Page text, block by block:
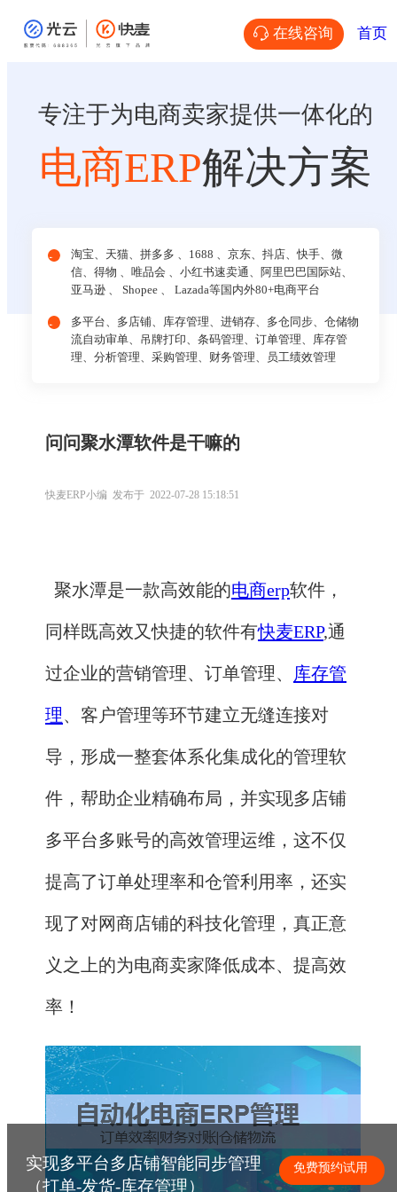
在线咨询 首页
专注于为电商卖家提供一体化的
电商ERP解决方案
问问聚水潭软件是干嘛的
快麦ERP小编 发布于 2022-07-28 15:18:51
实现多平台多店铺智能同步管理
（打单-发货-库存管理）
免费预约试用
淘宝、天猫、拼多多 、1688 、京东、抖店、快手、微
信、得物 、唯品会 、小红书速卖通、阿里巴巴国际站、
亚马逊 、 Shopee 、 Lazada等国内外80+电商平台
多平台、多店铺、库存管理、进销存、多仓同步、仓储物
流自动审单、吊牌打印、条码管理、订单管理、库存管
理、分析管理、采购管理、财务管理、员工绩效管理
聚水潭是一款高效能的电商erp软件，
同样既高效又快捷的软件有快麦ERP,通
过企业的营销管理、订单管理、 库存管
理、客户管理等环节建立无缝连接对
导，形成一整套体系化集成化的管理软
件，帮助企业精确布局，并实现多店铺
多平台多账号的高效管理运维，这不仅
提高了订单处理率和仓管利用率，还实
现了对网商店铺的科技化管理，真正意
义之上的为电商卖家降低成本、提高效
率！